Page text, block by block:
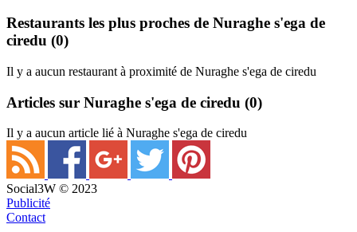
Restaurants les plus proches de Nuraghe s'ega de
ciredu (0)
Il y a aucun restaurant à proximité de Nuraghe s'ega de ciredu
Articles sur Nuraghe s'ega de ciredu (0)
Il y a aucun article lié à Nuraghe s'ega de ciredu
Social3W © 2023
Publicité
Contact